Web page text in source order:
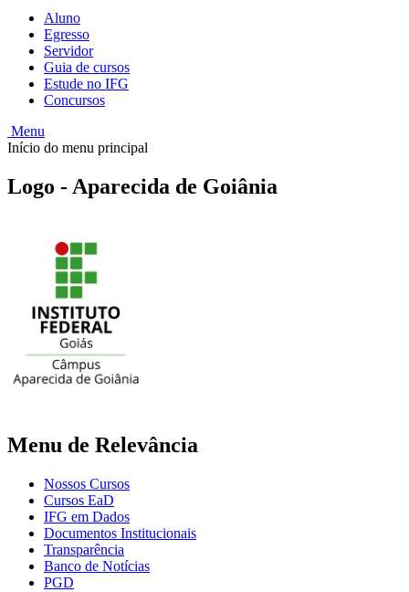
Aluno
Egresso
Servidor
Guia de cursos
Estude no IFG
Concursos
Menu
Início do menu principal
Logo - Aparecida de Goiânia
Menu de Relevância
Nossos Cursos
Cursos EaD
IFG em Dados
Documentos Institucionais
Transparência
Banco de Notícias
PGD